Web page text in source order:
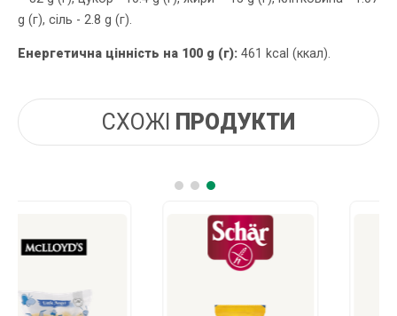
g (г), сіль - 2.8 g (г).
Енергетична цінність на 100 g (г): 461 kcal (ккал).
СХОЖІ ПРОДУКТИ